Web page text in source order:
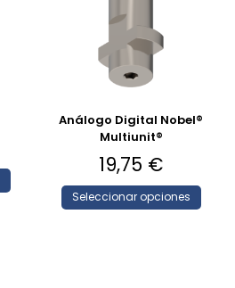
Análogo Digital Nobel®
Multiunit®
19,75 €
Seleccionar opciones